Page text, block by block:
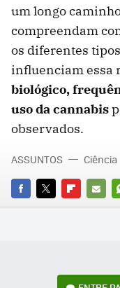
um longo
compreendam
os diferentes
influenciam essa
biológico,
uso da cannabis
observados.
FACEBOOK
TWITTERFLIPBOARD
E-
ASSUNTOS Ciência